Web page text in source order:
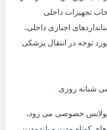
تجهیزات داخلی
اجباری داخلی،
توجه در انتقال پزشکی
شبانه روزی
خصوصی می رود،